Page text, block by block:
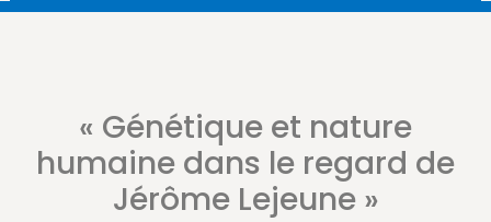
« Génétique et nature
humaine dans le regard de
Jérôme Lejeune »